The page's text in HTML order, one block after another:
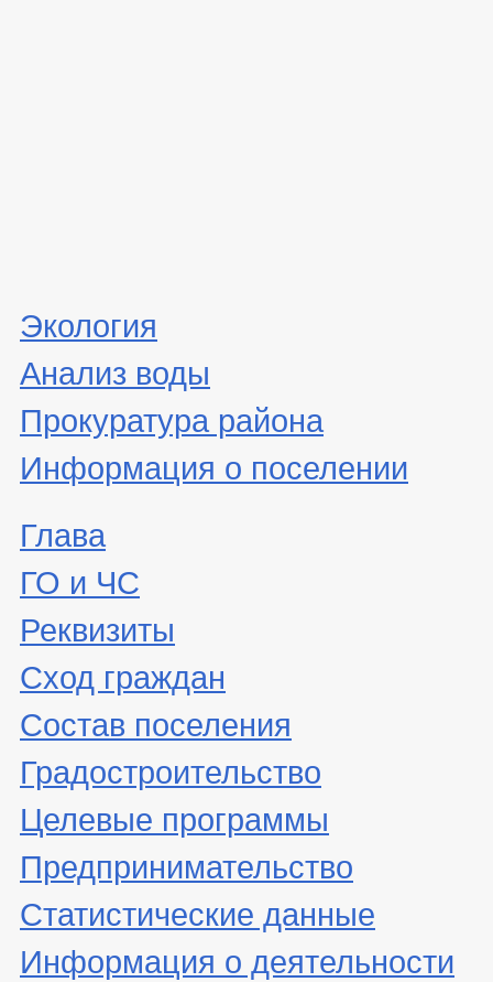
Экология
Анализ воды
Прокуратура района
Информация о поселении
Глава
ГО и ЧС
Реквизиты
Сход граждан
Состав поселения
Градостроительство
Целевые программы
Предпринимательство
Статистические данные
Информация о деятельности